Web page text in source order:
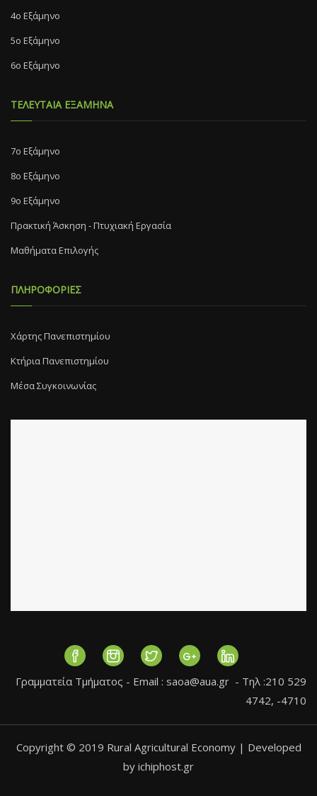
4ο Εξάμηνο
5ο Εξάμηνο
6ο Εξάμηνο
ΤΕΛΕΥΤΑΙΑ ΕΞΑΜΗΝΑ
7o Eξάμηνο
8o Eξάμηνο
9ο Εξάμηνο
Πρακτική Άσκηση - Πτυχιακή Εργασία
Μαθήματα Επιλογής
ΠΛΗΡΟΦΟΡΙΕΣ
Χάρτης Πανεπιστημίου
Κτήρια Πανεπιστημίου
Μέσα Συγκοινωνίας
Γραμματεία Τμήματος - Εmail : saoa@aua.gr - Τηλ :210 529
4742, -4710
Copyright © 2019 Rural Agricultural Economy | Developed
by ichiphost.gr